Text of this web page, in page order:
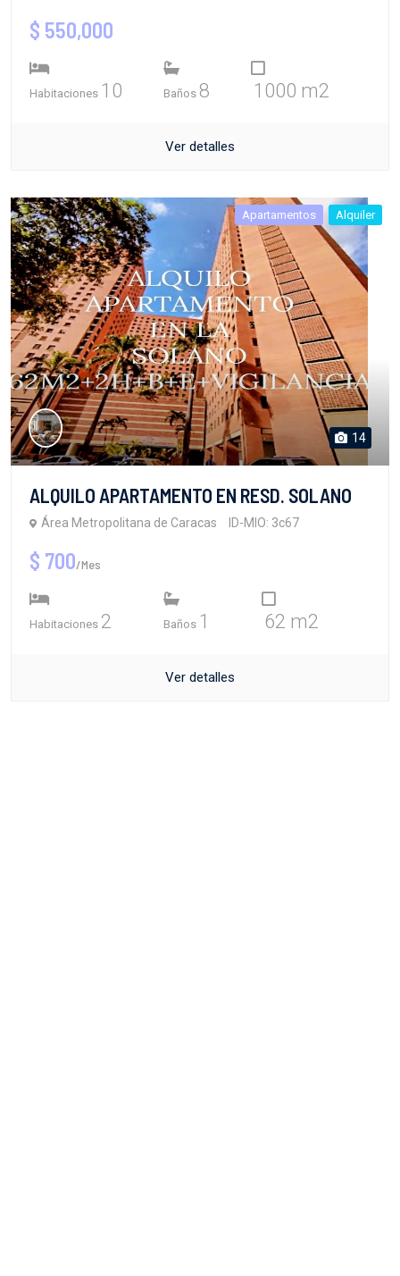
$ 550,000
Habitaciones 10 Baños 8 1000 m2
Ver detalles
Apartamentos Alquiler
14
ALQUILO APARTAMENTO EN RESD. SOLANO
Área Metropolitana de Caracas ID-MIO: 3c67
$ 700/Mes
Habitaciones 2 Baños 1 62 m2
Ver detalles